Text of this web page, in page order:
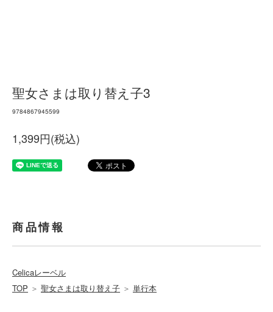
聖女さまは取り替え子3
9784867945599
1,399円(税込)
商品情報
Celicaレーベル
TOP ＞ 聖女さまは取り替え子 ＞ 単行本